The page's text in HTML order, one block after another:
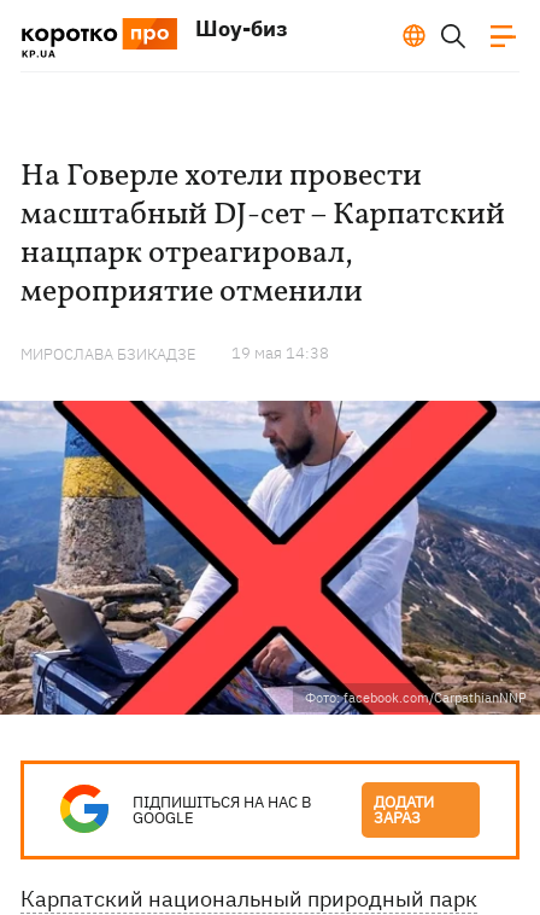
Шоу-биз
На Говерле хотели провести
масштабный DJ-сет – Карпатский
нацпарк отреагировал,
мероприятие отменили
МИРОСЛАВА БЗИКАДЗЕ 19 мая 14:38
Фото: facebook.com/CarpathianNNP
ПІДПИШІТЬСЯ НА НАС В
GOOGLE
ДОДАТИ
ЗАРАЗ
Карпатский национальный природный парк